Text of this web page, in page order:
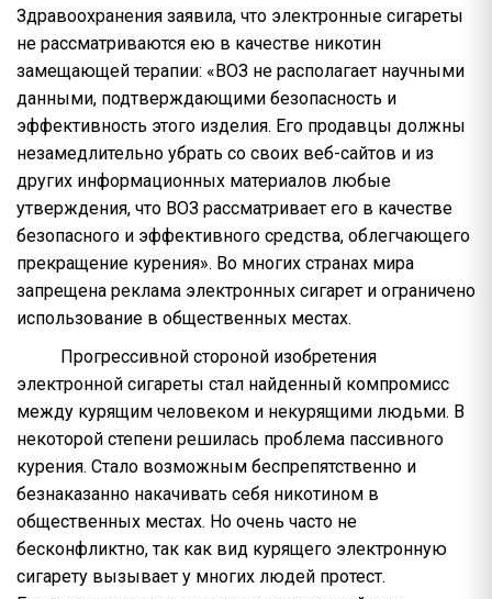
Здравоохранения заявила, что электронные сигареты
не рассматриваются ею в качестве никотин
замещающей терапии: «ВОЗ не располагает научными
данными, подтверждающими безопасность и
эффективность этого изделия. Его продавцы должны
незамедлительно убрать со своих веб-сайтов и из
других информационных материалов любые
утверждения, что ВОЗ рассматривает его в качестве
безопасного и эффективного средства, облегчающего
прекращение курения». Во многих странах мира
запрещена реклама электронных сигарет и ограничено
использование в общественных местах.
Прогрессивной стороной изобретения
электронной сигареты стал найденный компромисс
между курящим человеком и некурящими людьми. В
некоторой степени решилась проблема пассивного
курения. Стало возможным беспрепятственно и
безнаказанно накачивать себя никотином в
общественных местах. Но очень часто не
бесконфликтно, так как вид курящего электронную
сигарету вызывает у многих людей протест.